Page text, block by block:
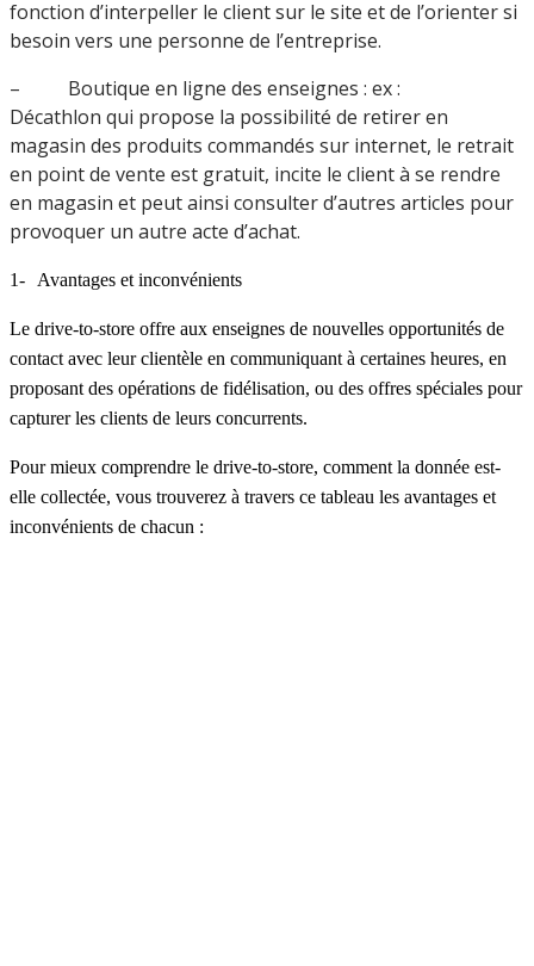
fonction d’interpeller le client sur le site et de l’orienter si
besoin vers une personne de l’entreprise.
– Boutique en ligne des enseignes : ex :
Décathlon qui propose la possibilité de retirer en
magasin des produits commandés sur internet, le retrait
en point de vente est gratuit, incite le client à se rendre
en magasin et peut ainsi consulter d’autres articles pour
provoquer un autre acte d’achat.
1- Avantages et inconvénients
Le drive-to-store offre aux enseignes de nouvelles opportunités de
contact avec leur clientèle en communiquant à certaines heures, en
proposant des opérations de fidélisation, ou des offres spéciales pour
capturer les clients de leurs concurrents.
Pour mieux comprendre le drive-to-store, comment la donnée est-
elle collectée, vous trouverez à travers ce tableau les avantages et
inconvénients de chacun :